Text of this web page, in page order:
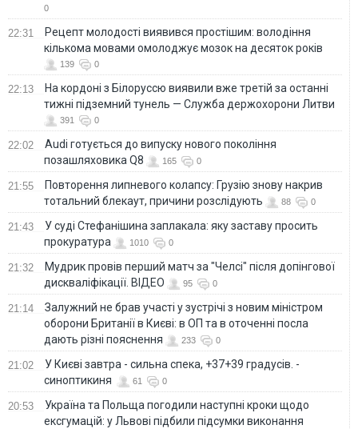
0
22:31
Рецепт молодості виявився простішим: володіння
кількома мовами омолоджує мозок на десяток років
139 0
22:13
На кордоні з Білоруссю виявили вже третій за останні
тижні підземний тунель — Служба держохорони Литви
391 0
22:02
Audi готується до випуску нового покоління
позашляховика Q8
165 0
21:55
Повторення липневого колапсу: Грузію знову накрив
тотальний блекаут, причини розслідують
88 0
21:43
У суді Стефанішина заплакала: яку заставу просить
прокуратура
1010 0
21:32
Мудрик провів перший матч за "Челсі" після допінгової
дискваліфікації. ВІДЕО
95 0
21:14
Залужний не брав участі у зустрічі з новим міністром
оборони Британії в Києві: в ОП та в оточенні посла
дають різні пояснення
233 0
21:02
У Києві завтра - сильна спека, +37+39 градусів. -
синоптикиня
61 0
20:53
Україна та Польща погодили наступні кроки щодо
ексгумацій: у Львові підбили підсумки виконання